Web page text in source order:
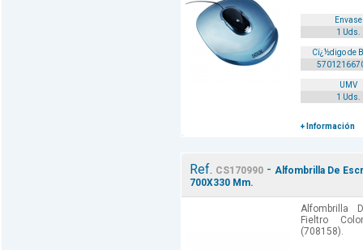
Envase
1 Uds.
Cï¿½digo de
UMV
1 Uds.
+ Información
Ref. CS170990- Alfombrilla De
700X330 Mm.
Alfombrilla
Fieltro
(708158).